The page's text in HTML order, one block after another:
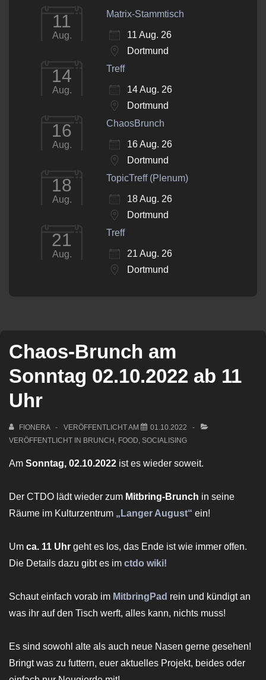
Chaos-Brunch am
Sonntag 02.10.2022 ab 11
Uhr
FIONERA VERÖFFENTLICHT AM
01.10.2022
VERÖFFENTLICHT IN BRUNCH , FOOD, SOCIALISING
Am Sonntag, 02.10.2022 ist es wieder soweit.
Der CTDO lädt wieder zum Mitbring-Brunch in seine
Räume im Kulturzentrum „Langer August“ ein!
Um ca. 11 Uhr geht es los, das Ende ist wie immer offen.
Die Details dazu gibt es im ctdo wiki!
Schaut einfach vorab im Mitbring Pad rein und kündigt an
was ihr auf den Tisch werft, alles kann, nichts muss!
Es sind sowohl alte als auch neue Nasen gerne gesehen!
Bringt was zu futtern, euer aktuelles Projekt, beides oder
11
Aug.
Matrix-Stammtisch
11 Aug. 26
Dortmund
14
Aug.
Treff
14 Aug. 26
Dortmund
16
Aug.
ChaosBrunch
16 Aug. 26
Dortmund
18
Aug.
TopicTreff (Plenum)
18 Aug. 26
Dortmund
21
Aug.
Treff
21 Aug. 26
Dortmund